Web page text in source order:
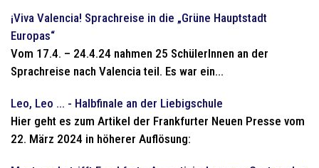
¡Viva Valencia! Sprachreise in die „Grüne Hauptstadt
Europas“
Vom 17.4. – 24.4.24 nahmen 25 SchülerInnen an der
Sprachreise nach Valencia teil. Es war ein...
Leo, Leo ... - Halbfinale an der Liebigschule
Hier geht es zum Artikel der Frankfurter Neuen Presse vom
22. März 2024 in höherer Auflösung: